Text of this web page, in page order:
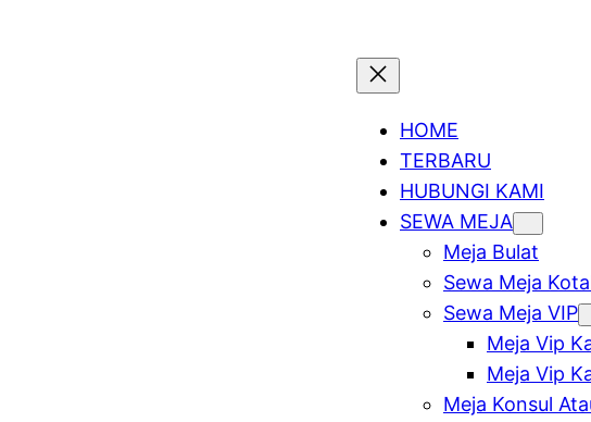
HOME
TERBARU
HUBUNGI KAMI
SEWA MEJA
Meja Bulat
Sewa Meja
Sewa Meja VIP
Meja Vip
Meja Vip
Meja Konsul